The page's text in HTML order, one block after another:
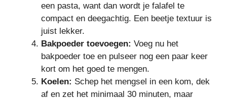
een pasta, want dan wordt je falafel te
compact en deegachtig. Een beetje textuur is
juist lekker.
Bakpoeder toevoegen: Voeg nu het
bakpoeder toe en pulseer nog een paar keer
kort om het goed te mengen.
Koelen: Schep het mengsel in een kom, dek
af en zet het minimaal 30 minuten, maar